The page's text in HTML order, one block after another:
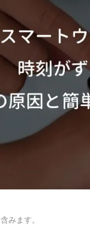
みます。